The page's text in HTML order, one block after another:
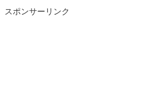
スポンサーリンク